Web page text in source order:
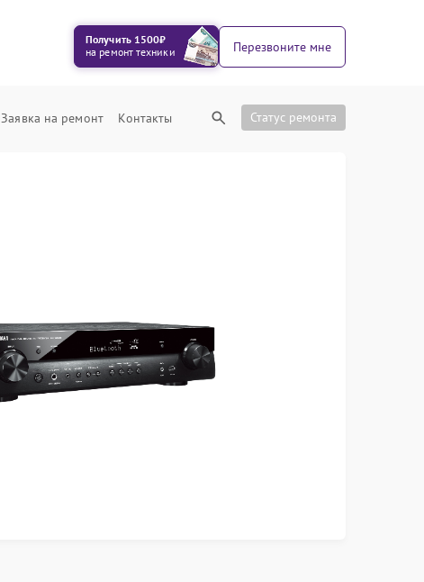
Получить 1500₽
на ремонт техники
Перезвоните мне
Заявка на ремонт Контакты Статус ремонта